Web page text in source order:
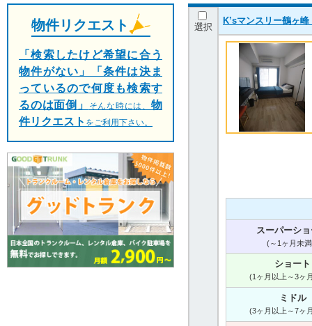
選択
K’sマンスリー鶴
スーパーシ
(～1ヶ月未
ショート
(1ヶ月以上～3ヶ
ミドル
(3ヶ月以上～7ヶ
物件リクエスト
「検索したけど希望に合う
物件がない」「条件は決ま
っているので何度も検索す
るのは面倒」
そんな時には、物
件リクエスト をご利用下さい。